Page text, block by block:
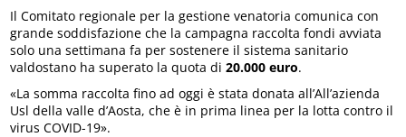
Il Comitato regionale per la gestione venatoria comunica con
grande soddisfazione che la campagna raccolta fondi avviata
solo una settimana fa per sostenere il sistema sanitario
valdostano ha superato la quota di20.000 euro.
«La somma raccolta fino ad oggi è stata donata all’All’azienda
Usl della valle d’Aosta, che è in prima linea per la lotta contro il
virus COVID-19».